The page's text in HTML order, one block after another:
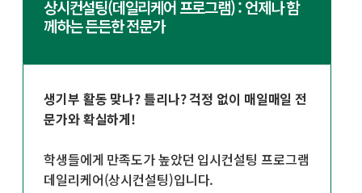
상시컨설팅(데일리케어 프로그램) : 언제나 함
께하는 든든한 전문가
생기부 활동 맞나? 틀리나? 걱정 없이 매일매일 전
문가와 확실하게!
학생들에게 만족도가 높았던 입시컨설팅 프로그램
데일리케어(상시컨설팅)입니다.